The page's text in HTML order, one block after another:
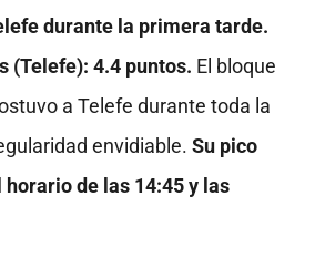
durante la primera tarde.
(Telefe): 4.4 puntos. El bloque
a Telefe durante toda la
envidiable. Su pico
horario de las 14:45 y las